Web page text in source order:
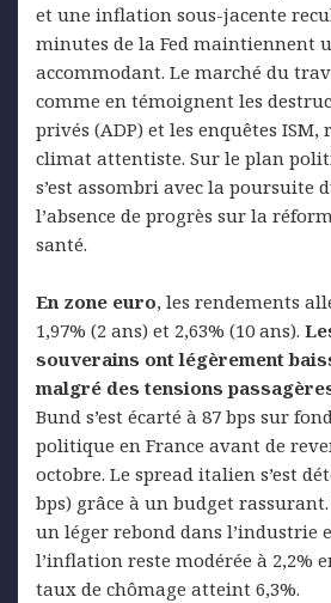
et une inflation sous-jacente
minutes de la Fed maintiennent
accommodant. Le marché du
comme en témoignent les
privés (ADP) et les enquêtes
climat attentiste. Sur le plan
s’est assombri avec la poursuite
l’absence de progrès sur la
santé.
En zone euro, les rendements
1,97% (2 ans) et 2,63% (10 ans).
souverains ont légèrement
malgré des tensions
Bund s’est écarté à 87 bps sur
politique en France avant de
octobre. Le spread italien s’est
bps) grâce à un budget
un léger rebond dans l’industrie
l’inflation reste modérée à 2,2%
taux de chômage atteint 6,3%.